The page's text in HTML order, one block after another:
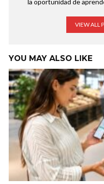
la oportunidad de
VIEW ALL
YOU MAY ALSO LIKE